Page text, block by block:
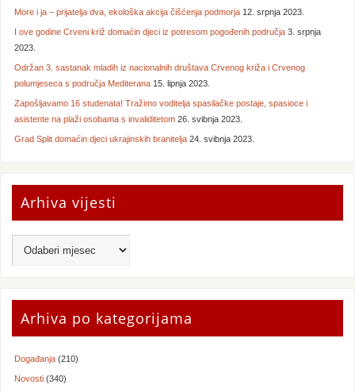
More i ja – prijatelja dva, ekološka akcija čišćenja podmorja 12. srpnja 2023.
I ove godine Crveni križ domaćin djeci iz potresom pogođenih područja 3. srpnja
2023.
Održan 3. sastanak mladih iz nacionalnih društava Crvenog križa i Crvenog
polumjeseca s područja Mediterana 15. lipnja 2023.
Zapošljavamo 16 studenata! Tražimo voditelja spasilačke postaje, spasioce i
asistente na plaži osobama s invaliditetom 26. svibnja 2023.
Grad Split domaćin djeci ukrajinskih branitelja 24. svibnja 2023.
Arhiva vijesti
Arhiva po kategorijama
Događanja (210)
Novosti (340)